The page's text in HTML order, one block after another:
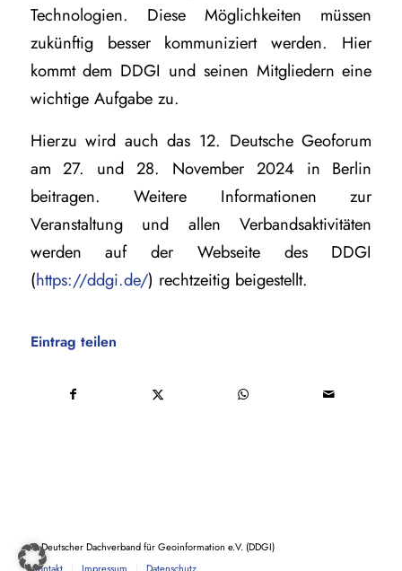
Technologien. Diese Möglichkeiten müssen
zukünftig besser kommuniziert werden. Hier
kommt dem DDGI und seinen Mitgliedern eine
wichtige Aufgabe zu.
Hierzu wird auch das 12. Deutsche Geoforum
am 27. und 28. November 2024 in Berlin
beitragen. Weitere Informationen zur
Veranstaltung und allen Verbandsaktivitäten
werden auf der Webseite des DDGI
(https://ddgi.de/) rechtzeitig beigestellt.
Eintrag teilen
© Deutscher Dachverband für Geoinformation e.V. (DDGI)